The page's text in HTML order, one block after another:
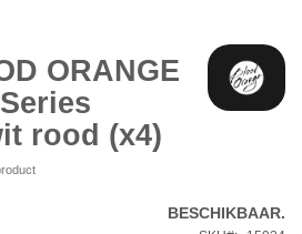
ORANGE
rood (x4)
BESCHIKBAAR.